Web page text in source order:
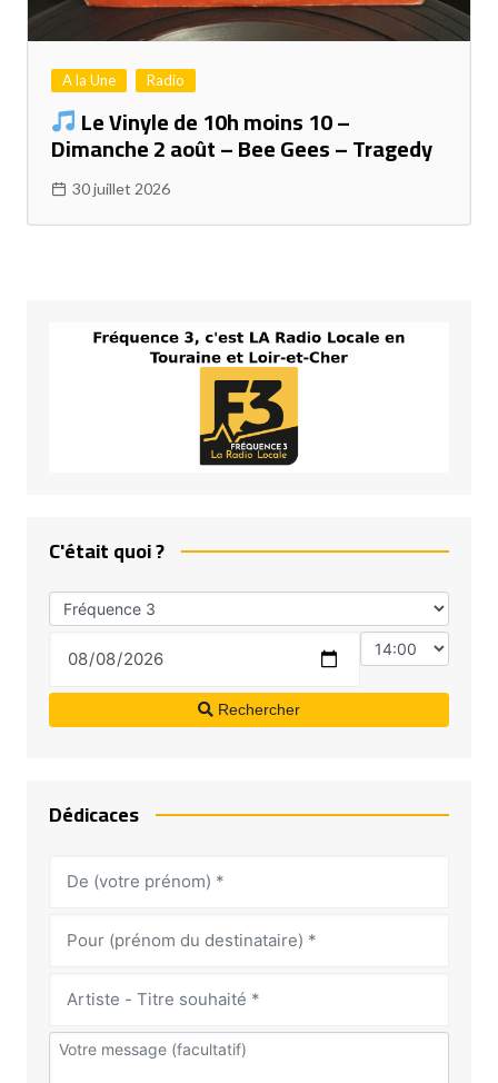
A la Une Radio
Le Vinyle de 10h moins 10 –
Dimanche 2 août – Bee Gees – Tragedy
30 juillet 2026
C'était quoi ?
Rechercher
Dédicaces